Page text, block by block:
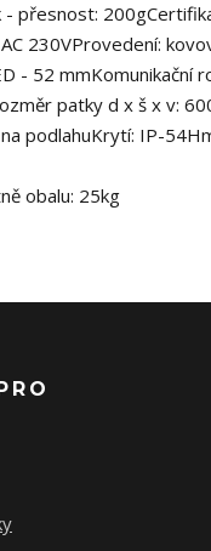
přesnost:
230VProvedení:
- 52 mmKomunikační
patky d x š x v:
podlahuKrytí: IP-
obalu: 25kg